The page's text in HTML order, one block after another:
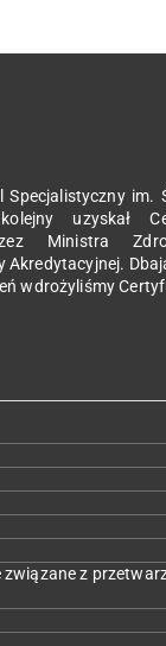
Specjalistyczny im.
uzyskał
Ministra
Akredytacyjnej.
wdrożyliśmy
związane z